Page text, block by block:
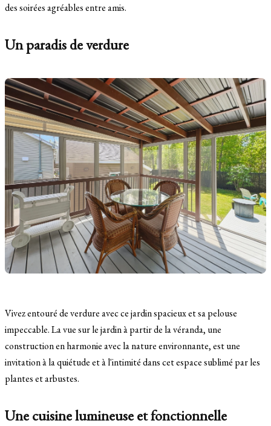
des soirées agréables entre amis.
Un paradis de verdure
Vivez entouré de verdure avec ce jardin spacieux et sa pelouse
impeccable. La vue sur le jardin à partir de la véranda, une
construction en harmonie avec la nature environnante, est une
invitation à la quiétude et à l'intimité dans cet espace sublimé par les
plantes et arbustes.
Une cuisine lumineuse et fonctionnelle